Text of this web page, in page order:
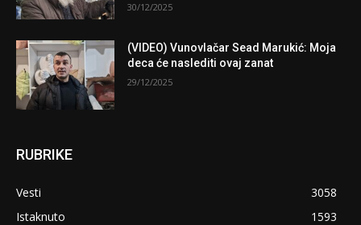
30/12/2025
(VIDEO) Vunovlačar Sead Marukić: Moja
deca će naslediti ovaj zanat
29/12/2025
RUBRIKE
Vesti
3058
Istaknuto
1593